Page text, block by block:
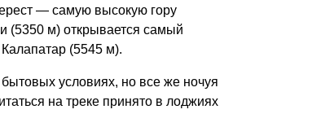
— самую высокую гору
м) открывается самый
(5545 м).
условиях, но все же ночуя
на треке принято в лоджиях